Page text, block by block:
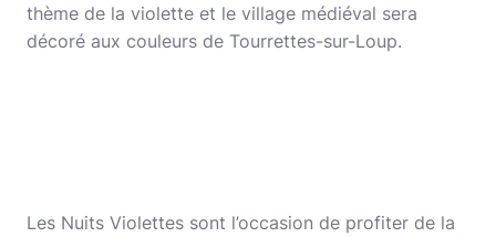
thème de la violette et le village médiéval sera
décoré aux couleurs de Tourrettes-sur-Loup.
Les Nuits Violettes sont l’occasion de profiter de la